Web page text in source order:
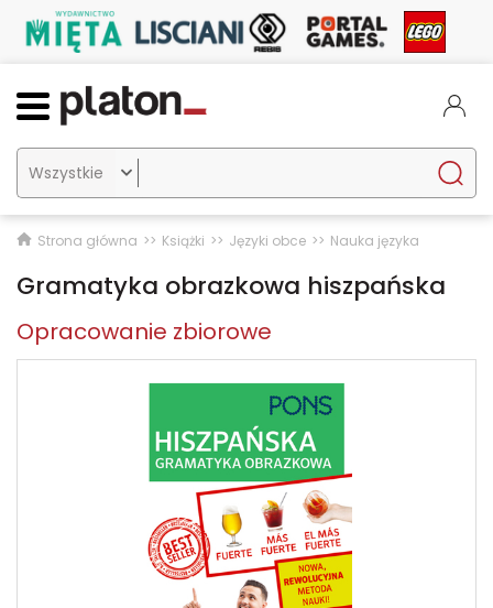

Strona główna Książki Języki obce Nauka języka
Gramatyka obrazkowa hiszpańska
Opracowanie zbiorowe